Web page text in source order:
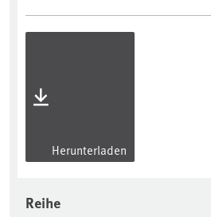
Herunterladen
Reihe